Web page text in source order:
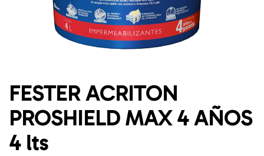
FESTER ACRITON
PROSHIELD MAX 4 AÑOS
4 lts